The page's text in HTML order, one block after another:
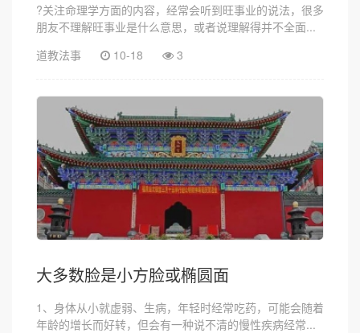
?关注命理学方面的内容，经常会听到旺事业的说法，很多
朋友不理解旺事业是什么意思，或者说理解得并不全面...
道教法事
10-18 3
大多数脸是小方脸或椭圆面
1、身体从小就虚弱、生病，年轻时经常吃药，可能会随着
年龄的增长而好转，但会有一种说不清的慢性疾病经常...